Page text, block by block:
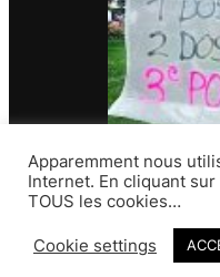
Contact
Apparemment nous
Internet. En cliquant sur
TOUS les cookies…
Cookie settings